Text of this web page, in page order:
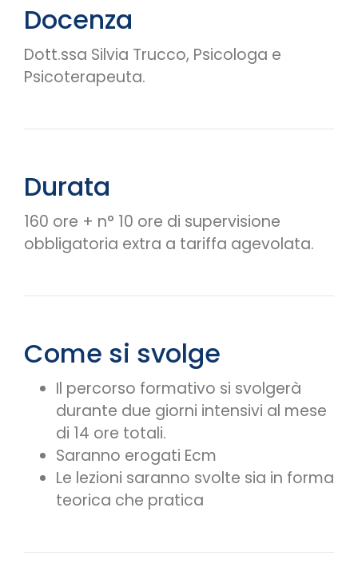
Docenza
Dott.ssa Silvia Trucco, Psicologa e
Psicoterapeuta.
Durata
160 ore + n° 10 ore di supervisione
obbligatoria extra a tariffa agevolata.
Come si svolge
Il percorso formativo si svolgerà
durante due giorni intensivi al mese
di 14 ore totali.
Saranno erogati Ecm
Le lezioni saranno svolte sia in forma
teorica che pratica